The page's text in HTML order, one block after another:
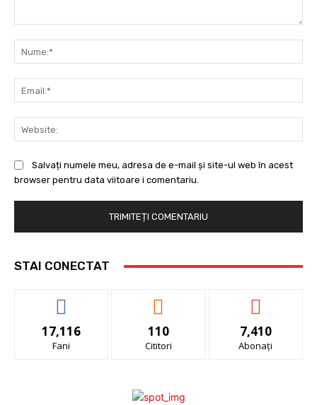
Salvați numele meu, adresa de e-mail și site-ul web în acest
browser pentru data viitoare i comentariu.
STAI CONECTAT
17,116
Fani
110
Cititori
7,410
Abonați